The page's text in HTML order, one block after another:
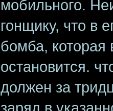
мобильного.
гонщику, что в
бомба, которая
остановится.
должен за
заряд в